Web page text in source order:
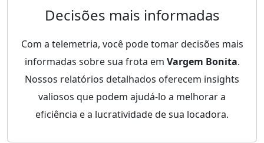
Decisões mais informadas
Com a telemetria, você pode tomar decisões mais
informadas sobre sua frota em Vargem Bonita.
Nossos relatórios detalhados oferecem insights
valiosos que podem ajudá-lo a melhorar a
eficiência e a lucratividade de sua locadora.